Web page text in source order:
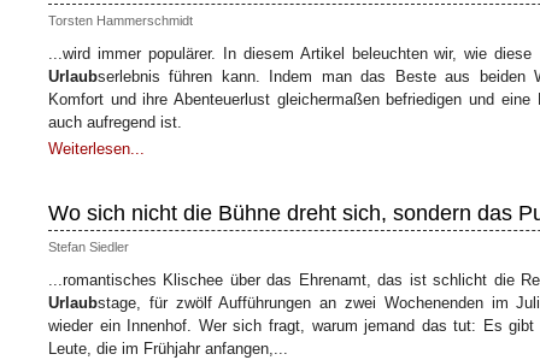
Torsten Hammerschmidt
...wird immer populärer. In diesem Artikel beleuchten wir, wie
Urlaubserlebnis führen kann. Indem man das Beste aus beiden
Komfort und ihre Abenteuerlust gleichermaßen befriedigen und
auch aufregend ist.
Weiterlesen...
Wo sich nicht die Bühne dreht sich, sondern das
Stefan Siedler
...romantisches Klischee über das Ehrenamt, das ist schlicht die
Urlaubstage, für zwölf Aufführungen an zwei Wochenenden im
wieder ein Innenhof. Wer sich fragt, warum jemand das tut: Es
Leute, die im Frühjahr anfangen,...